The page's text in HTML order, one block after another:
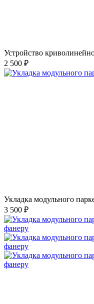
Устройство
2 500 ₽
Укладка модульного
3 500 ₽